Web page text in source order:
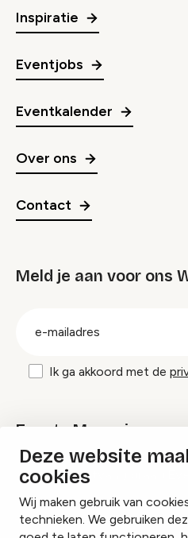
Deze website
cookies
Wij maken gebruik van
technieken. We gebruiken
Inspiratie
Eventjobs
Eventkalender
Over ons
Contact
Meld je aan voor ons
Ik ga akkoord met de
Events Magazine
Ik ontvang graag